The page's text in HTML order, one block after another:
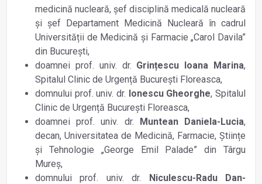
medicină nucleară, șef disciplină medicală nucleară
și șef Departament Medicină Nucleară în cadrul
Universității de Medicină și Farmacie „Carol Davila”
din București,
doamnei prof. univ. dr. Grințescu Ioana Marina,
Spitalul Clinic de Urgență București Floreasca,
domnului prof. univ. dr. Ionescu Gheorghe, Spitalul
Clinic de Urgență București Floreasca,
doamnei prof. univ. dr. Muntean Daniela-Lucia,
decan, Universitatea de Medicină, Farmacie, Științe
și Tehnologie „George Emil Palade” din Târgu
Mureș,
domnului prof. univ. dr. Niculescu-Radu Dan-